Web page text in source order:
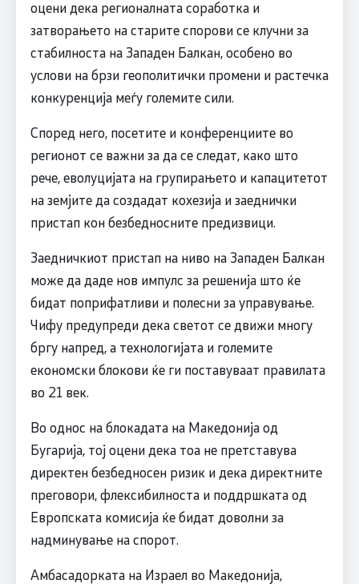
оцени дека регионалната соработка и
затворањето на старите спорови се клучни за
стабилноста на Западен Балкан, особено во
услови на брзи геополитички промени и растечка
конкуренција меѓу големите сили.
Според него, посетите и конференциите во
регионот се важни за да се следат, како што
рече, еволуцијата на групирањето и капацитетот
на земјите да создадат кохезија и заеднички
пристап кон безбедносните предизвици.
Заедничкиот пристап на ниво на Западен Балкан
може да даде нов импулс за решенија што ќе
бидат поприфатливи и полесни за управување.
Чифу предупреди дека светот се движи многу
бргу напред, а технологијата и големите
економски блокови ќе ги поставуваат правилата
во 21 век.
Во однос на блокадата на Македонија од
Бугарија, тој оцени дека тоа не претставува
директен безбедносен ризик и дека директните
преговори, флексибилноста и поддршката од
Европската комисија ќе бидат доволни за
надминување на спорот.
Амбасадорката на Израел во Македонија,